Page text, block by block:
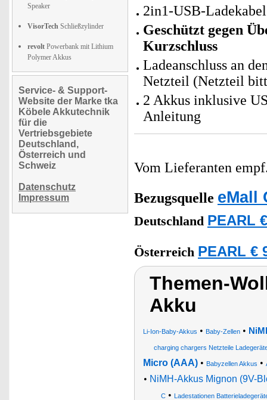
Speaker
VisorTech Schließzylinder
revolt Powerbank mit Lithium
Polymer Akkus
Service- & Support-
Website der Marke tka
Köbele Akkutechnik
für die
Vertriebsgebiete
Deutschland,
Österreich und
Schweiz
Datenschutz
Impressum
2in1-USB-
Geschützt gegen
Kurzschluss
Ladeanschluss an
Netzteil (Netzteil
2 Akkus inklusive
Anleitung
Vom Lieferanten
Bezugsquelle eMall
Deutschland PEARL
Österreich PEARL €
Themen-
Akku
Li-Ion-Baby-Akkus • Baby-Zellen•
charging chargers Netzteile
Micro (AAA)• Babyzellen Akkus •
• NiMH-Akkus Mignon (9V-
C• Ladestationen